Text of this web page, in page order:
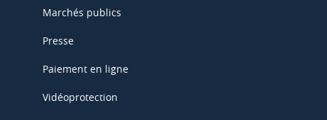
Marchés publics
Presse
Paiement en ligne
Vidéoprotection